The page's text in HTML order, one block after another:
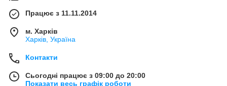
Працює з 11.11.2014
м. Харків
Харків, Україна
Контакти
Сьогодні працює з 09:00 до 20:00
Показати весь графік роботи